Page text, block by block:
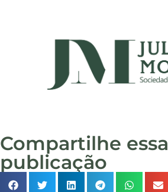
Compartilhe essa
publicação